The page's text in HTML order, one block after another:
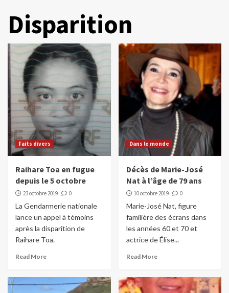
Disparition
Faits divers
Raihare Toa en fugue
depuis le 5 octobre
23 octobre 2019 0
La Gendarmerie nationale
lance un appel à témoins
après la disparition de
Raihare Toa.
Read More
Dans le monde
Décès de Marie-José
Nat à l’âge de 79 ans
10 octobre 2019 0
Marie-José Nat, figure
familière des écrans dans
les années 60 et 70 et
actrice de Élise...
Read More